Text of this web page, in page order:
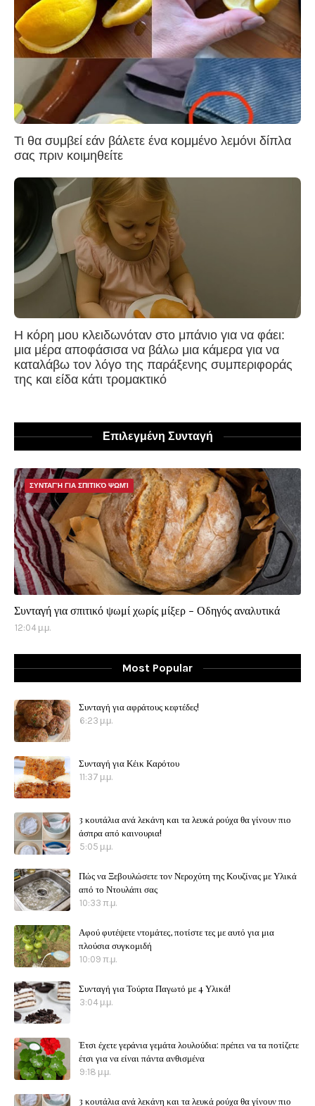
Τι θα συμβεί εάν βάλετε ένα κομμένο λεμόνι δίπλα
σας πριν κοιμηθείτε
Η κόρη μου κλειδωνόταν στο μπάνιο για να φάει:
μια μέρα αποφάσισα να βάλω μια κάμερα για να
καταλάβω τον λόγο της παράξενης συμπεριφοράς
της και είδα κάτι τρομακτικό
Επιλεγμένη Συνταγή
ΣΥΝΤΑΓΉ ΓΙΑ ΣΠΙΤΙΚΌ ΨΩΜΊ
Συνταγή για σπιτικό ψωμί χωρίς μίξερ - Οδηγός αναλυτικά
12:04 μ.μ.
Most Popular
Συνταγή για αφράτους κεφτέδες!
6:23 μ.μ.
Συνταγή για Κέικ Καρότου
11:37 μ.μ.
3 κουτάλια ανά λεκάνη και τα λευκά ρούχα θα γίνουν πιο
άσπρα από καινουρια!
5:05 μ.μ.
Πώς να Ξεβουλώσετε τον Νεροχύτη της Κουζίνας με Υλικά
από το Ντουλάπι σας
10:33 π.μ.
Αφού φυτέψετε ντομάτες, ποτίστε τες με αυτό για μια
πλούσια συγκομιδή
10:09 π.μ.
Συνταγή για Τούρτα Παγωτό με 4 Υλικά!
3:04 μ.μ.
Έτσι έχετε γεράνια γεμάτα λουλούδια: πρέπει να τα ποτίζετε
έτσι για να είναι πάντα ανθισμένα
9:18 μ.μ.
3 κουτάλια ανά λεκάνη και τα λευκά ρούχα θα γίνουν πιο